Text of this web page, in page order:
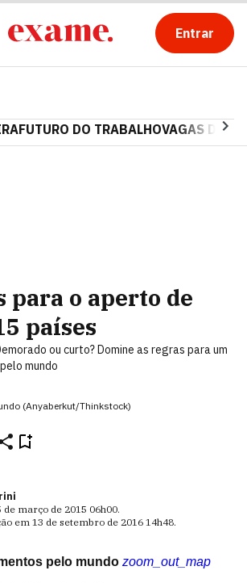
Entrar
FUTURO DO TRABALHOVAGAS DE
para o aperto de
países
ou curto? Domine as regras para um
mundo
(Anyaberkut/Thinkstock)
de março de 2015 06h00.
em 13 de setembro de 2016 14h48.
pelo mundo zoom_out_map